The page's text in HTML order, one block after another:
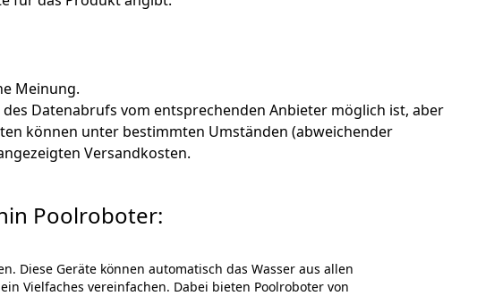
Meinung.
Datenabrufs vom entsprechenden Anbieter möglich ist, aber
können unter bestimmten Umständen (abweichender
Versandkosten.
Poolroboter:
Diese Geräte können automatisch das Wasser aus allen
Vielfaches vereinfachen. Dabei bieten Poolroboter von